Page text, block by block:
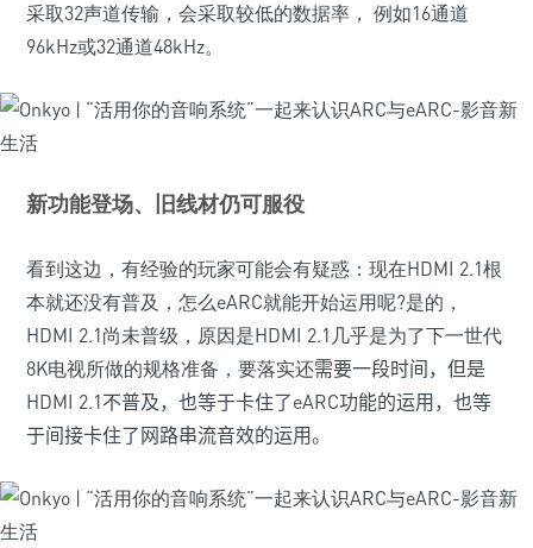
采取32声道传输，会采取较低的数据率， 例如16通道
96kHz或32通道48kHz。
新功能登场、旧线材仍可服役
看到这边，有经验的玩家可能会有疑惑：现在HDMI 2.1根
本就还没有普及，怎么eARC就能开始运用呢?是的，
HDMI 2.1尚未普级，原因是HDMI 2.1几乎是为了下一世代
8K电视所做的规格准备，要落实还需要一段时间，但是
HDMI 2.1不普及，也等于卡住了eARC功能的运用，也等
于间接卡住了网路串流音效的运用。